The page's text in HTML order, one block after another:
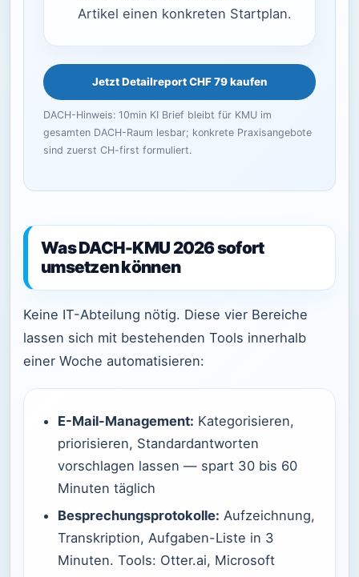
Artikel einen konkreten Startplan.
Jetzt Detailreport CHF 79 kaufen
DACH-Hinweis: 10min KI Brief bleibt für KMU im
gesamten DACH-Raum lesbar; konkrete Praxisangebote
sind zuerst CH-first formuliert.
Was DACH-KMU 2026 sofort
umsetzen können
Keine IT-Abteilung nötig. Diese vier Bereiche
lassen sich mit bestehenden Tools innerhalb
einer Woche automatisieren:
E-Mail-Management: Kategorisieren,
priorisieren, Standardantworten
vorschlagen lassen — spart 30 bis 60
Minuten täglich
Besprechungsprotokolle: Aufzeichnung,
Transkription, Aufgaben-Liste in 3
Minuten. Tools: Otter.ai, Microsoft